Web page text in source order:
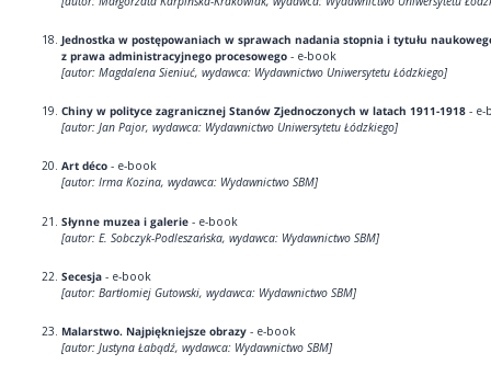
Jednostka w postępowaniach w sprawach nadania stopnia i tytułu
z prawa administracyjnego procesowego - e-book
[autor: Magdalena Sieniuć, wydawca: Wydawnictwo Uniwersytetu Łódzkiego]
Chiny w polityce zagranicznej Stanów Zjednoczonych w latach 1911-1918 - e-
[autor: Jan Pajor, wydawca: Wydawnictwo Uniwersytetu Łódzkiego]
Art déco - e-book
[autor: Irma Kozina, wydawca: Wydawnictwo SBM]
Słynne muzea i galerie - e-book
[autor: E. Sobczyk-Podleszańska, wydawca: Wydawnictwo SBM]
Secesja - e-book
[autor: Bartłomiej Gutowski, wydawca: Wydawnictwo SBM]
Malarstwo. Najpiękniejsze obrazy - e-book
[autor: Justyna Łabądź, wydawca: Wydawnictwo SBM]